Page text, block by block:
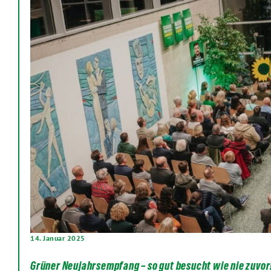
14. Januar 2025
Grüner Neujahrsempfang – so gut besucht wie nie